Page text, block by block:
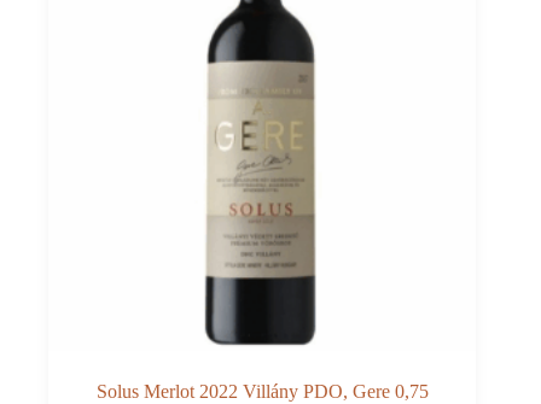
Solus Merlot 2022 Villány PDO, Gere 0,75